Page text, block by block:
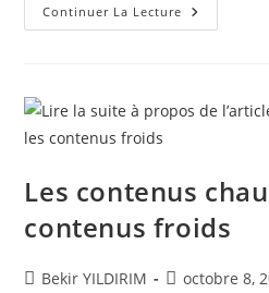
Continuer La Lecture Les
Idées
Sur
Les
Les contenus
contenus froids
Auteur/autrice
Bekir YILDIRIM
Publication
octobre 8,